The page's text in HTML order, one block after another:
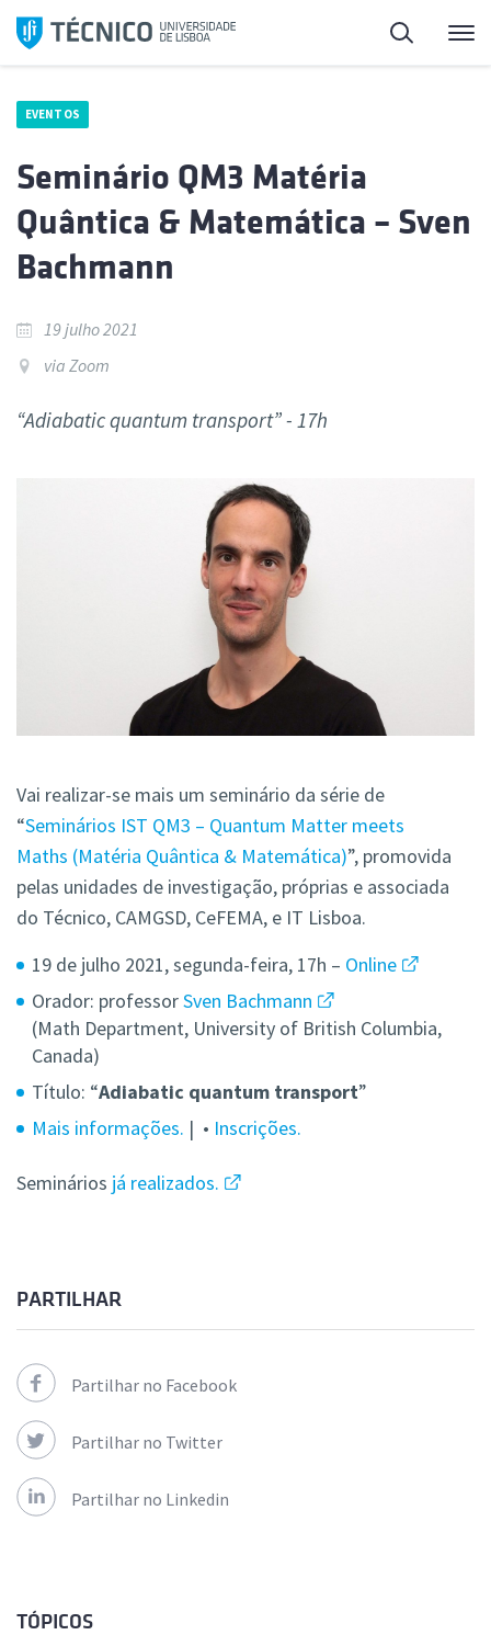
Saltar
para
Pesquisa
EVENTOS
Seminário QM3 Matéria
Quântica & Matemática – Sven
Bachmann
19 julho 2021
via Zoom
“Adiabatic quantum transport” - 17h
Vai realizar-se mais um seminário da série de
“Seminários IST QM3 – Quantum Matter meets
Maths (Matéria Quântica & Matemática)”, promovida
pelas unidades de investigação, próprias e associada
do Técnico, CAMGSD, CeFEMA, e IT Lisboa.
19 de julho 2021, segunda-feira, 17h – Online
Orador: professorSven Bachmann
(Math Department, University of British Columbia,
Canada)
Título: “Adiabatic quantum transport”
Mais informações. | • Inscrições.
Seminários já realizados.
PARTILHAR
Partilhar no Facebook
Partilhar no Twitter
Partilhar no Linkedin
TÓPICOS